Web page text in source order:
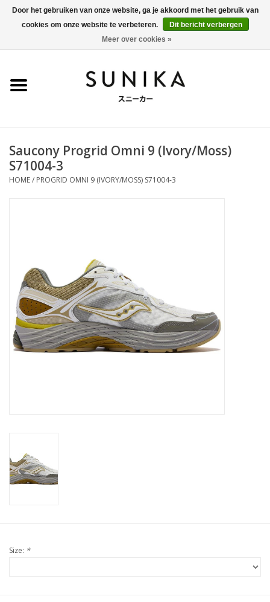
0 Artikelen - €0,00
SALE
Dames
Merken
Saucony Progrid Omni 9 (Ivory/Moss)
S71004-3
HOME/ PROGRID OMNI 9 (IVORY/MOSS) S71004-3
Size: *
Door het gebruiken van onze website, ga je akkoord met het gebruik van
cookies om onze website te verbeteren.
Dit bericht verbergen
Meer over cookies »